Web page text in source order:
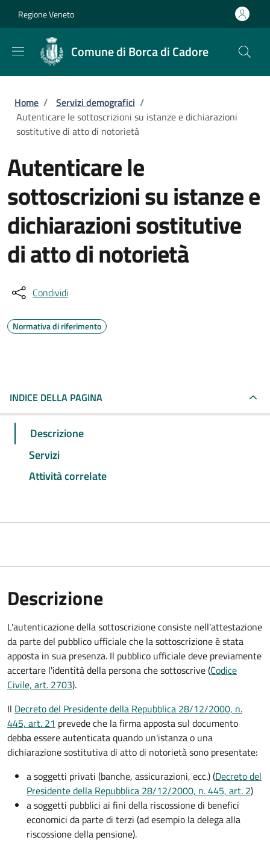
Regione Veneto
Comune di Borca di Cadore
Briciole di pane
Home / Servizi demografici /
Autenticare le sottoscrizioni su istanze e dichiarazioni
sostitutive di atto di notorietà
Autenticare le
sottoscrizioni su istanze e
dichiarazioni sostitutive
di atto di notorietà
Condividi
Normativa di riferimento
INDICE DELLA PAGINA
Descrizione
Servizi
Attività correlate
Descrizione
L'autenticazione della sottoscrizione consiste nell'attestazione
da parte del pubblico ufficiale che la sottoscrizione è stata
apposta in sua presenza. Il pubblico ufficiale deve previamente
accertare l'identità della persona che sottoscrive (Codice
Civile, art. 2703).
Il Decreto del Presidente della Repubblica 28/12/2000, n.
445, art. 21 prevede che la firma apposta sul documento
debba essere autenticata quando un'istanza o una
dichiarazione sostitutiva di atto di notorietà sono presentate:
a soggetti privati​​​​​ (banche, assicurazioni, ecc.) (Decreto del
Presidente della Repubblica 28/12/2000, n. 445, art. 2)
a soggetti pubblici ai fini della riscossione di benefici
economici da parte di terzi (ad esempio la delega alla
riscossione della pensione).